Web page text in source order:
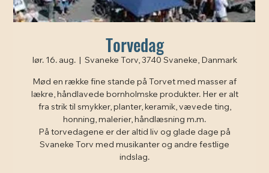
Torvedag
lør. 16. aug.
  |
Svaneke Torv, 3740 Svaneke, Danmark
Mød en række fine stande på Torvet med masser af
lækre, håndlavede bornholmske produkter. Her er alt
fra strik til smykker, planter, keramik, vævede ting,
honning, malerier, håndlæsning m.m.
På torvedagene er der altid liv og glade dage på
Svaneke Torv med musikanter og andre festlige
indslag.